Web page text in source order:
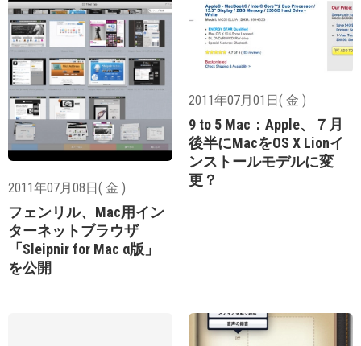
2011年07月08日( 金 )
フェンリル、Mac用イン
ターネットブラウザ
「Sleipnir for Mac α版」
を公開
2011年07月01日( 金 )
9 to 5 Mac：Apple、７月
後半にMacをOS X Lionイ
ンストールモデルに変
更？